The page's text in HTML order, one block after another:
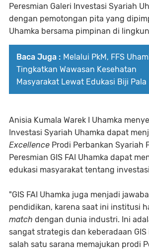
Peresmian Galeri Investasi Syariah
dengan pemotongan pita yang
Uhamka bersama pimpinan di
Baca Juga : Melalui PkM, FFS
Tingkatkan Wawasan Kesehatan
Masyarakat Lewat Edukasi Biji Pala
Anisia Kumala Warek I Uhamka
Investasi Syariah Uhamka dapat
Excellence Prodi Perbankan Syariah
Peresmian GIS FAI Uhamka dapat
edukasi masyarakat tentang
"GIS FAI Uhamka juga menjadi
pendidikan, karena saat ini institusi
match dengan dunia industri. Ini
sangat strategis dan keberadaan
salah satu sarana memajukan prodi